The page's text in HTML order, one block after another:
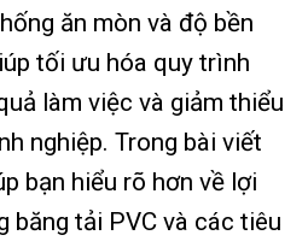
ăn mòn và độ bền
tối ưu hóa quy trình
làm việc và giảm thiểu
nghiệp. Trong bài viết
bạn hiểu rõ hơn về lợi
băng tải PVC và các tiêu